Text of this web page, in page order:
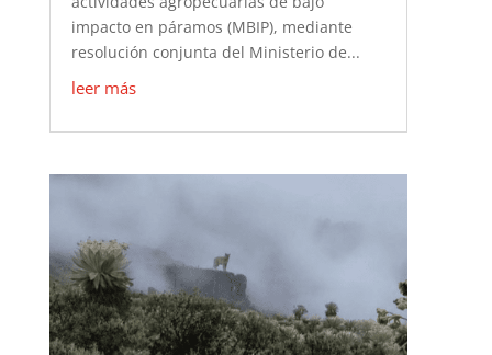
impacto en páramos (MBIP), mediante
resolución conjunta del Ministerio de...
leer más